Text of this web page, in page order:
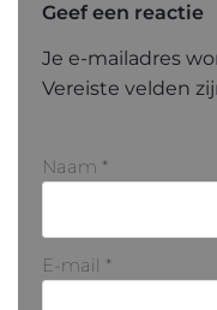
Geef een reactie
Je e-mailadres
Vereiste velden
Naam *
E-mail *